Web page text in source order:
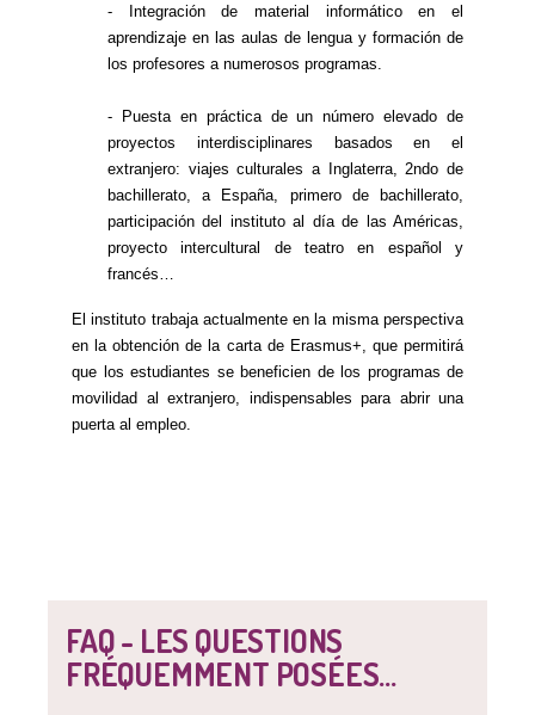
FAQ - LES QUESTIONS
FRÉQUEMMENT POSÉES...
- Integración de material informático en el
aprendizaje en las aulas de lengua y formación de
los profesores a numerosos programas.
- Puesta en práctica de un número elevado de
proyectos interdisciplinares basados en el
extranjero: viajes culturales a Inglaterra, 2ndo de
bachillerato, a España, primero de bachillerato,
participación del instituto al día de las Américas,
proyecto intercultural de teatro en español y
francés…
El instituto trabaja actualmente en la misma perspectiva
en la obtención de la carta de Erasmus+, que permitirá
que los estudiantes se beneficien de los programas de
movilidad al extranjero, indispensables para abrir una
puerta al empleo.